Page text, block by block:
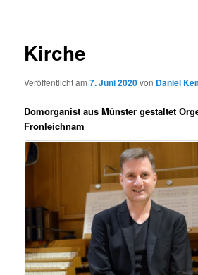
Kirche
Veröffentlicht am7. Juni 2020von Daniel
Domorganist aus Münster gestaltet
Fronleichnam